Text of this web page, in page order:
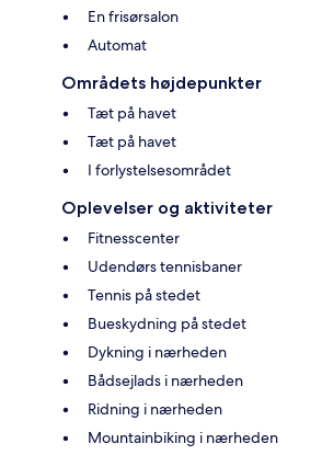
En frisørsalon
Automat
Områdets højdepunkter
Tæt på havet
Tæt på havet
I forlystelsesområdet
Oplevelser og aktiviteter
Fitnesscenter
Udendørs tennisbaner
Tennis på stedet
Bueskydning på stedet
Dykning i nærheden
Bådsejlads i nærheden
Ridning i nærheden
Mountainbiking i nærheden